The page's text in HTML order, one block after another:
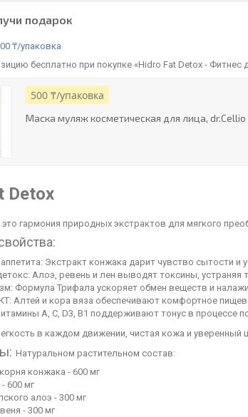
подарок
₸/упаковка
бесплатно при покупке «Hidro Fat Detox -
500 ₸/упаковка
Маска муляж косметическая для лица, dr.Cellio
Detox
это гармония природных экстрактов для мягкого
Экстракт конжака дарит чувство сытости и
Алоэ, ревень и лен выводят токсины, устраняя
Формула Трифала ускоряет обмен веществ и
Алтей и кора вяза обеспечивают комфортное
A, C, D3, B1 поддерживают тонус в процессе
в каждом движении, чистая кожа и уверенный
Натуральном растительном состав:
конжака - 600 мг
600 мг
алоэ - 300 мг
- 300 мг